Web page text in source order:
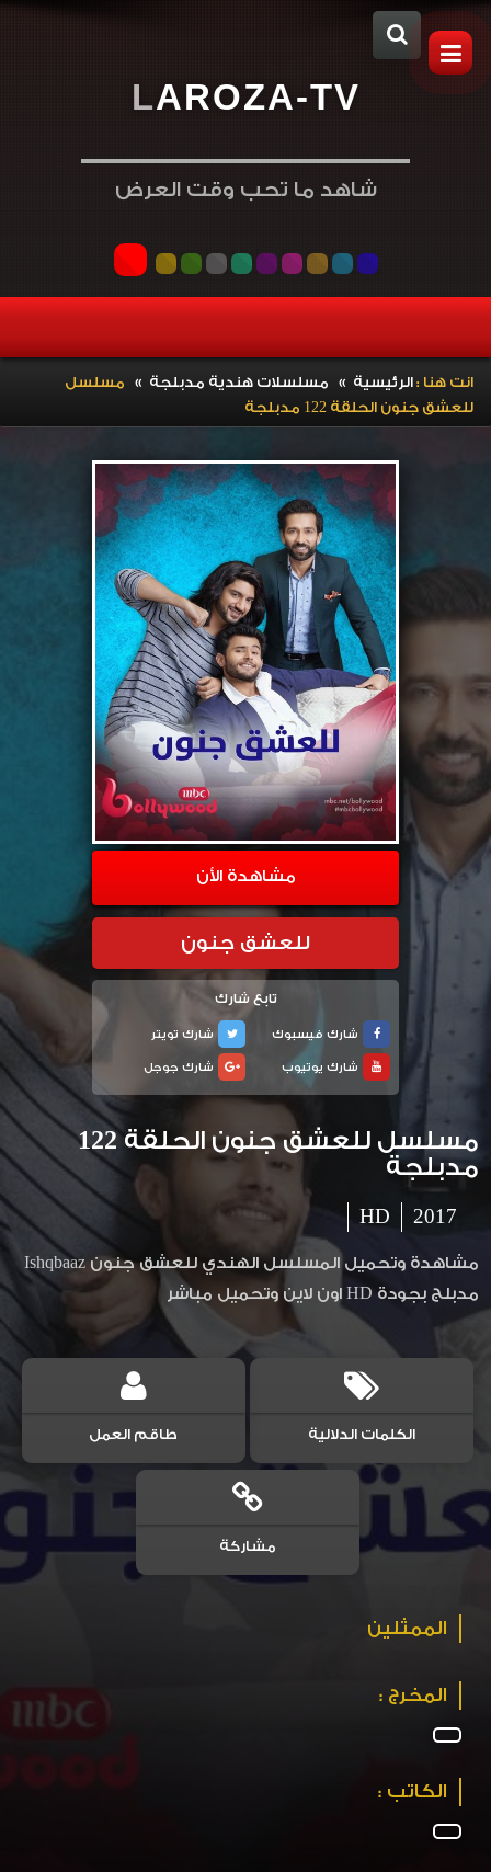
LAROZA-TV
شاهد ما تحب وقت العرض
انت هنا :الرئيسية » مسلسلات هندية مدبلجة » مسلسل
للعشق جنون الحلقة 122 مدبلجة
مشاهدة الأن
للعشق جنون
تابع شارك
شارك فيسبوك
شارك تويتر
شارك يوتيوب
شارك جوجل
مسلسل للعشق جنون الحلقة 122
مدبلجة
2017
HD
مشاهدة وتحميل المسلسل الهندي للعشق جنون Ishqbaaz
مدبلج بجودة HD اون لاين وتحميل مباشر
الكلمات الدلالية طاقم العمل
مشاركة
الممثلين
المخرج :
الكاتب :